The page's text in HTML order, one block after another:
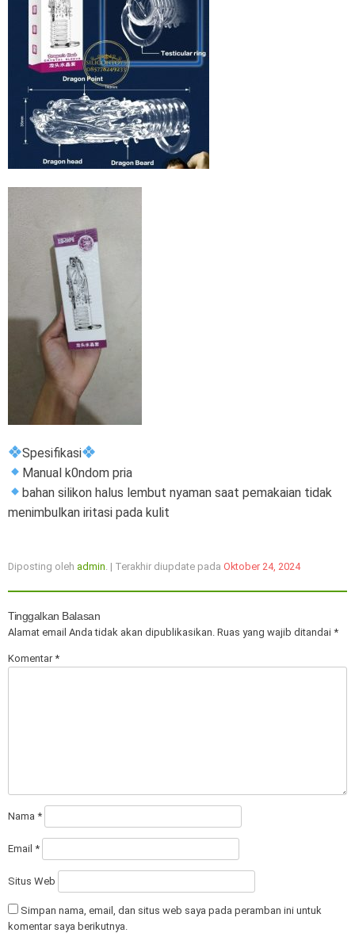
Spesifikasi
Manual k0ndom pria
bahan silikon halus lembut nyaman saat pemakaian tidak
menimbulkan iritasi pada kulit
Diposting oleh admin . | Terakhir diupdate pada Oktober 24, 2024
Tinggalkan Balasan
Alamat email Anda tidak akan dipublikasikan. Ruas yang wajib ditandai *
Komentar*
Nama *
Email *
Situs Web
Simpan nama, email, dan situs web saya pada peramban ini untuk
komentar saya berikutnya.